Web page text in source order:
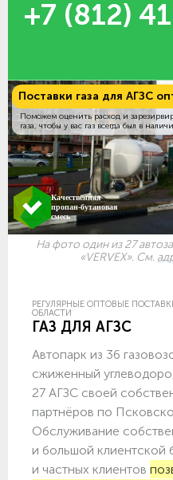
+7 (812)
Поставки газа для АГЗС
Поможем оценить расход и
газа, чтобы у вас газ всегда был в
Качественная
пропан-бутановая
смесь
На фото один из 27
«VERVEX». См.
РЕГУЛЯРНЫЕ ОПТОВЫЕ
ОБЛАСТИ
ГАЗ ДЛЯ АГЗС
Автопарк из 36
сжиженный
27 АГЗС своей
партнёров по
Обслуживание
и большой клиентской
и частных клиентов